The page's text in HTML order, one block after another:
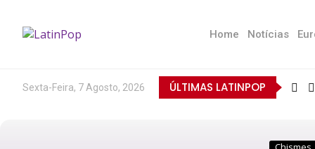
Home Notícias
Sexta-Feira, 7 Agosto, 2026 ÚLTIMAS LATINPOP